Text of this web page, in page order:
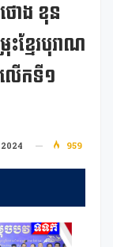
ថោង ខុន
ខ្មែរបុរាណ
លើកទី១
2024 959